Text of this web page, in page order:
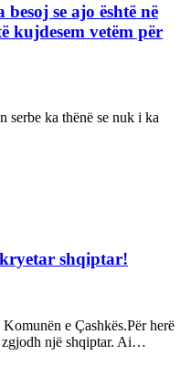
se ajo është në
kujdesem vetëm për
serbe ka thënë se nuk i ka
shqiptar!
e Çashkës.Për herë
zgjodh një shqiptar. Ai…